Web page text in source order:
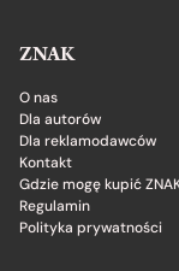
ZNAK
O nas
Dla autorów
Dla reklamodawców
Kontakt
Gdzie mogę kupić
Regulamin
Polityka prywatności